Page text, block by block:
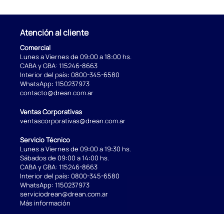
Atención al cliente
Comercial
Lunes a Viernes de 09:00 a 18:00 hs.
CABA y GBA: 115246-8663
Interior del país: 0800-345-6580
WhatsApp: 1150237973
contacto@drean.com.ar
Ventas Corporativas
ventascorporativas@drean.com.ar
Servicio Técnico
Lunes a Viernes de 09:00 a 19:30 hs.
Sábados de 09:00 a 14:00 hs.
CABA y GBA: 115246-8663
Interior del país: 0800-345-6580
WhatsApp: 1150237973
serviciodrean@drean.com.ar
Más información